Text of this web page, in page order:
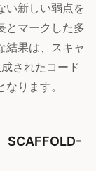
い新しい弱点を
とマークした多
結果は、スキャ
されたコード
ります。
SCAFFOLD-